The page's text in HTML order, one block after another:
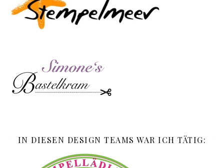
IN DIESEN DESIGN TEAMS WAR ICH TÄTIG: